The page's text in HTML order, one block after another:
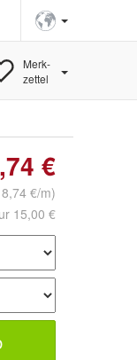
Merk-
zettel
€
€/m)
15,00 €